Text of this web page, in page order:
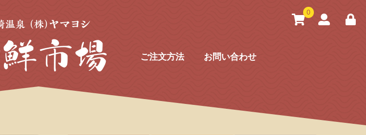
0
ご注文方法 お問い合わせ